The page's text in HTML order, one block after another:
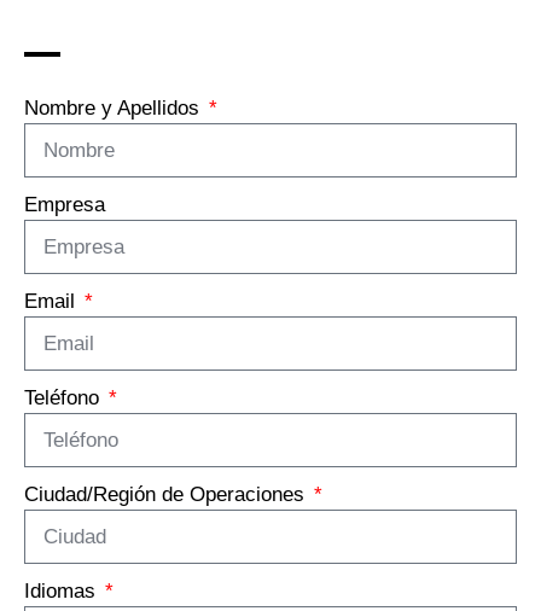
Nombre y Apellidos
Empresa
Email
Teléfono
Ciudad/Región de Operaciones
Idiomas